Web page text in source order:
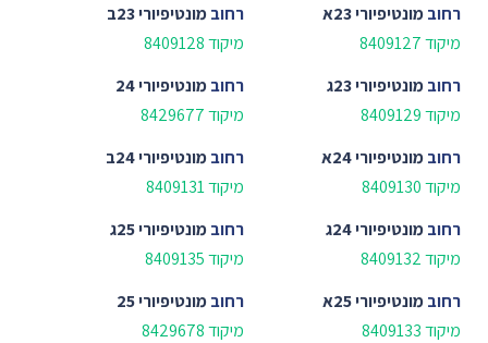
רחובמונטיפיורי 23א
מיקוד 8409127
רחובמונטיפיורי 23ב
מיקוד 8409128
רחובמונטיפיורי 23ג
מיקוד 8409129
רחובמונטיפיורי 24
מיקוד 8429677
רחובמונטיפיורי 24א
מיקוד 8409130
רחובמונטיפיורי 24ב
מיקוד 8409131
רחובמונטיפיורי 24ג
מיקוד 8409132
רחובמונטיפיורי 25ג
מיקוד 8409135
רחובמונטיפיורי 25א
מיקוד 8409133
רחובמונטיפיורי 25
מיקוד 8429678